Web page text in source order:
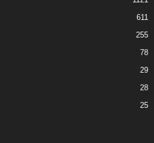
611
255
78
29
28
25